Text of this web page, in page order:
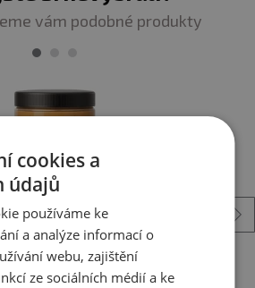
20 %, sladidlo: xylitol 20 %
může vyvolat projímavé účinky.
- 25 °C. Po otevření spotřebujte do
slunečnímu záření.
vám podobné produkty
Arašídový krém 1000 g
cookies a
údajů
používáme ke
a analýze informací o
webu, zajištění
ze sociálních médií a ke